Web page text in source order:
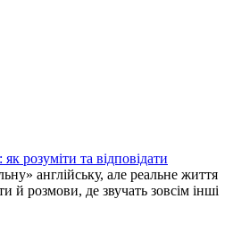
розуміти та відповідати
англійську, але реальне життя
й розмови, де звучать зовсім інші